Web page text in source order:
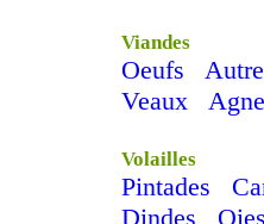
Viandes
Oeufs
Veaux
Volailles
Pintades
Dindes
Oies